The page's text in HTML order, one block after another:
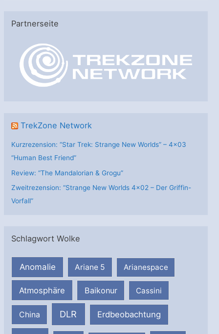
g
Partnerseite
TrekZone Network
Kurzrezension: “Star Trek: Strange New Worlds” – 4×03
“Human Best Friend”
Review: “The Mandalorian & Grogu”
Zweitrezension: “Strange New Worlds 4×02 – Der Griffin-
Vorfall”
Schlagwort Wolke
Anomalie Ariane 5 Arianespace
Atmosphäre Baikonur Cassini
China DLR Erdbeobachtung